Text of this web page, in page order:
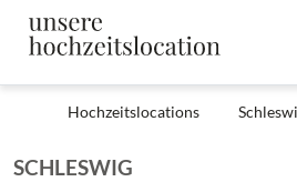
Hochzeitslocations
SCHLESWIG